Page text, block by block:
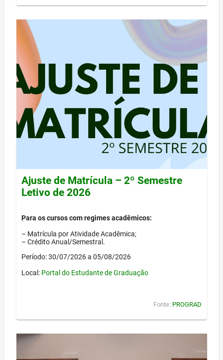
Ajuste de Matrícula – 2º Semestre
Letivo de 2026
Para os cursos com regimes acadêmicos:
– Matrícula por Atividade Acadêmica;
– Crédito Anual/Semestral.
Período: 30/07/2026 a 05/08/2026
Local: Portal do Estudante de Graduação
Fonte: PROGRAD